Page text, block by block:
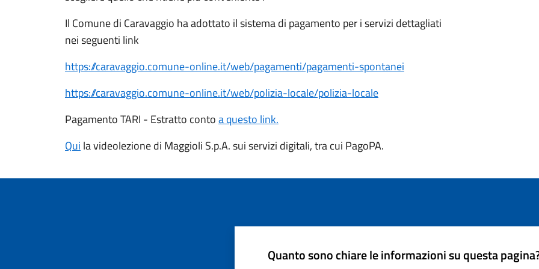
Il Comune di Caravaggio ha adottato il sistema di pagamento per i servizi dettagliati
nei seguenti link
https://caravaggio.comune-online.it/web/pagamenti/pagamenti-spontanei
https://caravaggio.comune-online.it/web/polizia-locale/polizia-locale
Pagamento TARI - Estratto contoa questo link.
Qui la videolezione di Maggioli S.p.A. sui servizi digitali, tra cui PagoPA.
Quanto sono chiare le informazioni su questa